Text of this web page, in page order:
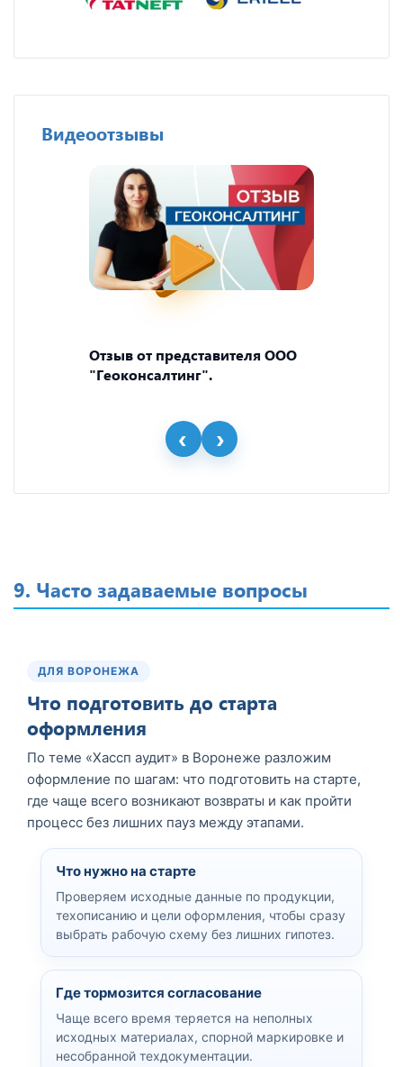
Видеоотзывы
Отзыв от представителя ООО
"Геоконсалтинг".
9. Часто задаваемые вопросы
ДЛЯ ВОРОНЕЖА
Что подготовить до старта
оформления
По теме «Хассп аудит» в Воронеже разложим
оформление по шагам: что подготовить на старте,
где чаще всего возникают возвраты и как пройти
процесс без лишних пауз между этапами.
Что нужно на старте
Проверяем исходные данные по продукции,
техописанию и цели оформления, чтобы сразу
выбрать рабочую схему без лишних гипотез.
Где тормозится согласование
Чаще всего время теряется на неполных
исходных материалах, спорной маркировке и
несобранной техдокументации.